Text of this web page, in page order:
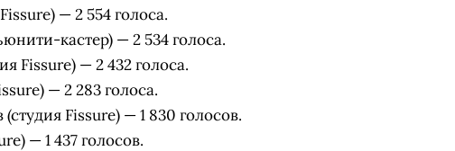
— 2 554 голоса.
кастер) — 2 534 голоса.
Fissure) — 2 432 голоса.
— 2 283 голоса.
Fissure) — 1 830 голосов.
— 1 437 голосов.